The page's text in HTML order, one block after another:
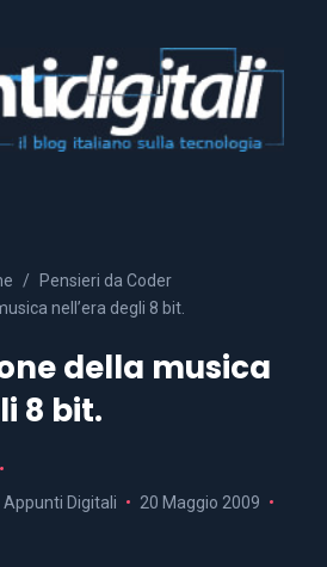
Pensieri da Coder
nell’era degli 8 bit.
della musica
8 bit.
Digitali
20 Maggio 2009